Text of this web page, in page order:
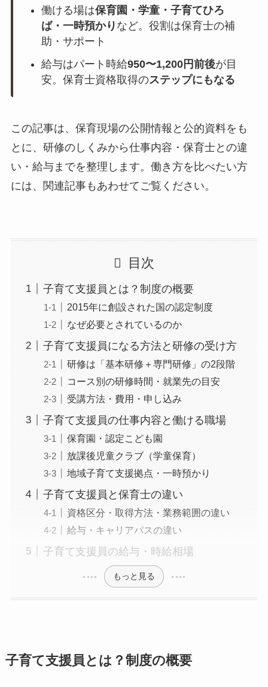
働ける場は保育園・学童・子育てひろ
ば・一時預かり など。役割は保育士の補
助・サポート
給与はパート時給950〜1,200円前後が目
安。保育士資格取得のステップにもなる
この記事は、保育現場の公開情報と公的資料をも
とに、研修のしくみから仕事内容・保育士との違
い・給与までを整理します。働き方を比べたい方
には、関連記事もあわせてご覧ください。
目次
子育て支援員とは？制度の概要
2015年に創設された国の認定制度
なぜ必要とされているのか
子育て支援員になる方法と研修の受け方
研修は「基本研修＋専門研修」の2段階
コース別の研修時間・就業先の目安
受講方法・費用・申し込み
子育て支援員の仕事内容と働ける職場
保育園・認定こども園
放課後児童クラブ（学童保育）
地域子育て支援拠点・一時預かり
子育て支援員と保育士の違い
資格区分・取得方法・業務範囲の違い
給与・キャリアパスの違い
子育て支援員の給与・時給相場
もっと見る
子育て支援員とは？制度の概要